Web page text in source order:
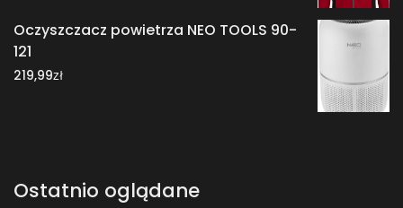
Oczyszczacz powietrza NEO TOOLS 90-
121
219,99zł
Ostatnio oglądane